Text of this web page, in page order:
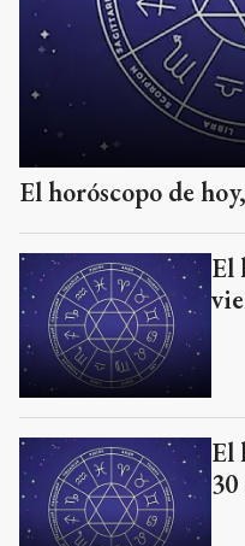
El horóscopo de
El
El